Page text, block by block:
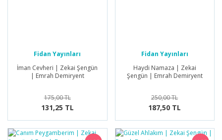
Fidan Yayınları
İman Cevheri | Zekai Şengün
| Emrah Demiryent
175,00 TL
131,25 TL
Fidan Yayınları
Haydi Namaza | Zekai
Şengün | Emrah Demiryent
250,00 TL
187,50 TL